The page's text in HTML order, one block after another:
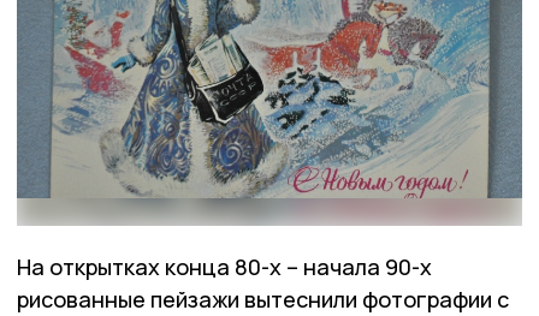
На открытках конца 80-х – начала 90-х
рисованные пейзажи вытеснили фотографии с